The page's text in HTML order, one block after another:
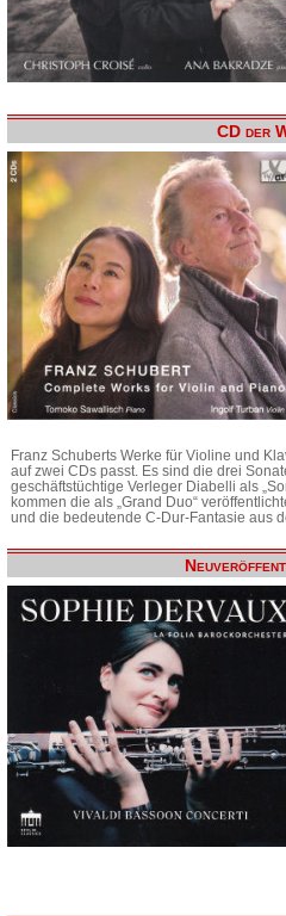
CD der
Franz Schuberts Werke für Violine und
auf zwei CDs passt. Es sind die drei
geschäftstüchtige Verleger Diabelli als
kommen die als „Grand Duo“
und die bedeutende C-Dur-Fantasie aus